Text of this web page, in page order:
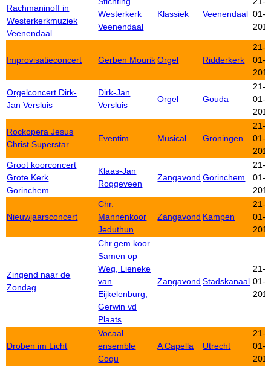
Rachmaninoff in
Westerkerkmuziek
Veenendaal
Westerkerk
Veenendaal
Klassiek Veenendaal 01-
Improvisatieconcert Gerben Mourik Orgel Ridderkerk
21-
01-
Orgelconcert Dirk-
Jan Versluis
Dirk-Jan
Versluis
Orgel Gouda
21-
01-
Rockopera Jesus
Christ Superstar
Eventim Musical Groningen
21-
01-
Groot koorconcert
Grote Kerk
Gorinchem
Klaas-Jan
Roggeveen
Zangavond Gorinchem
21-
01-
Nieuwjaarsconcert
Chr.
Mannenkoor
Jeduthun
Zangavond Kampen
21-
01-
Zingend naar de
Zondag
Chr.gem koor
Samen op
Weg, Lieneke
van
Eijkelenburg,
Gerwin vd
Plaats
Zangavond Stadskanaal
21-
01-
Droben im Licht
Vocaal
ensemble
Coqu
A Capella Utrecht
21-
01-